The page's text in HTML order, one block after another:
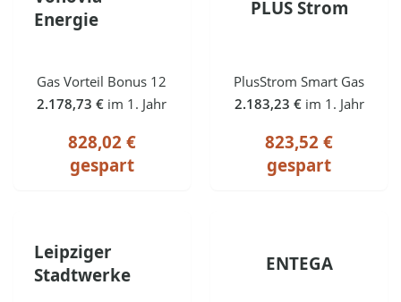
Energie
Gas Vorteil Bonus 12
2.178,73 € im 1. Jahr
828,02 €
gespart
PLUS Strom
PlusStrom Smart Gas
2.183,23 € im 1. Jahr
823,52 €
gespart
Leipziger
Stadtwerke
ENTEGA